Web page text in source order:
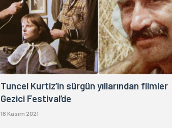
Tuncel Kurtiz’in sürgün yıllarından filmler
Gezici Festival’de
16 Kasım 2021